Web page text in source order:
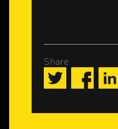
Share